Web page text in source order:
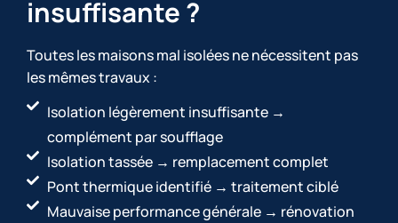
insuffisante ?
Toutes les maisons mal isolées ne nécessitent pas
les mêmes travaux :
Isolation légèrement insuffisante →
complément par soufflage
Isolation tassée → remplacement complet
Pont thermique identifié → traitement ciblé
Mauvaise performance générale → rénovation